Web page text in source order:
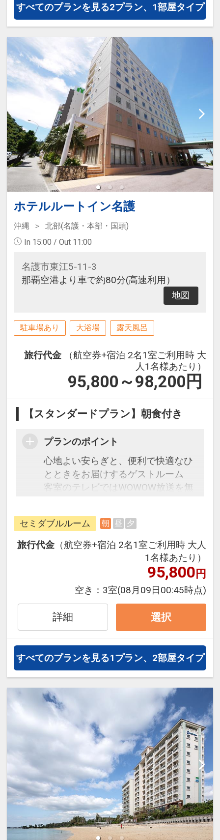
すべてのプランを見る2プラン、1部屋タイプ
ホテルルートイン名護
沖縄
北部(名護・本部・国頭)
In 15:00 / Out 11:00
名護市東江5-11-3
那覇空港より車で約80分(高速利用）
地図
駐車場あり 大浴場 露天風呂
旅行代金
（航空券+宿泊 2名1室ご利用時 大
人1名様あたり）
95,800～98,200 円
【スタンダードプラン】朝食付き
プランのポイント
心地よい安らぎと、便利で快適なひ
とときをお届けするゲストルーム
客室のテレビではWOWOW放送を無
朝食は和洋食の無料バイキング。そ
の土地ならではの食材や、郷土料理
などのご当地メニューもあります。
・9階露天人口ラジウム温泉大浴場
（15:00～翌2:00・5:00～10:00）
・ロビーにてホットコーヒーサービ
ス（15:00から22:00・6:30～10:00
セルフサービス）
・駐車場無料（先着順。普通車サイ
ズまで）
セミダブルルーム 朝 昼 夕
旅行代金 （航空券+宿泊 2名1室ご利用時 大人
1名様あたり）
95,800円
空き： 3室(08月09日00:45時点)
詳細 選択
すべてのプランを見る1プラン、2部屋タイプ